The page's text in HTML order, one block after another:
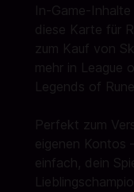
In-Game-
diese Karte für
zum Kauf von
mehr in League
Legends of
Perfekt zum
eigenen Kontos
einfach, dein